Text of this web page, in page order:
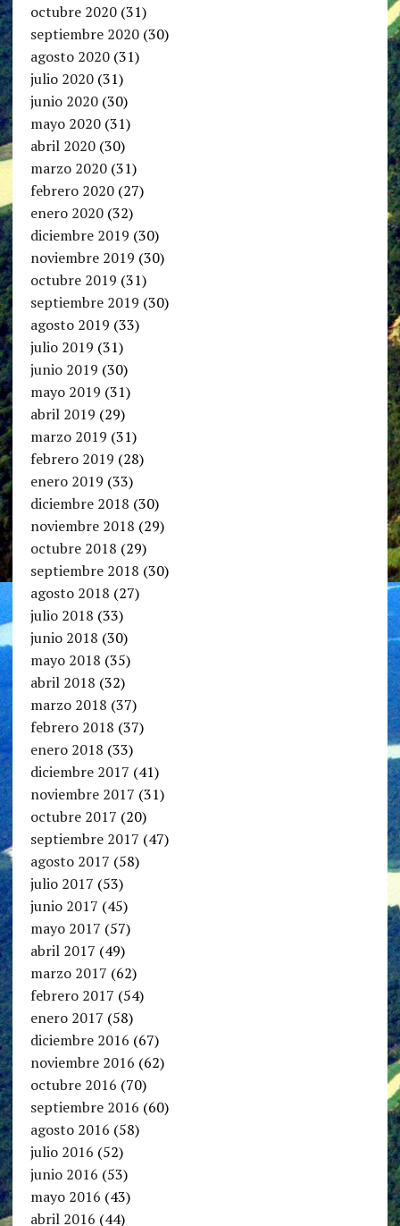
octubre 2020(31)
septiembre 2020(30)
agosto 2020(31)
julio 2020(31)
junio 2020(30)
mayo 2020(31)
abril 2020(30)
marzo 2020(31)
febrero 2020(27)
enero 2020(32)
diciembre 2019 (30)
noviembre 2019 (30)
octubre 2019 (31)
septiembre 2019 (30)
agosto 2019 (33)
julio 2019 (31)
junio 2019 (30)
mayo 2019 (31)
abril 2019 (29)
marzo 2019 (31)
febrero 2019 (28)
enero 2019 (33)
diciembre 2018 (30)
noviembre 2018 (29)
octubre 2018 (29)
septiembre 2018 (30)
agosto 2018 (27)
julio 2018 (33)
junio 2018 (30)
mayo 2018 (35)
abril 2018 (32)
marzo 2018 (37)
febrero 2018 (37)
enero 2018 (33)
diciembre 2017 (41)
noviembre 2017 (31)
octubre 2017 (20)
septiembre 2017 (47)
agosto 2017 (58)
julio 2017 (53)
junio 2017 (45)
mayo 2017 (57)
abril 2017 (49)
marzo 2017 (62)
febrero 2017 (54)
enero 2017 (58)
diciembre 2016 (67)
noviembre 2016 (62)
octubre 2016 (70)
septiembre 2016 (60)
agosto 2016 (58)
julio 2016 (52)
junio 2016 (53)
mayo 2016 (43)
abril 2016 (44)